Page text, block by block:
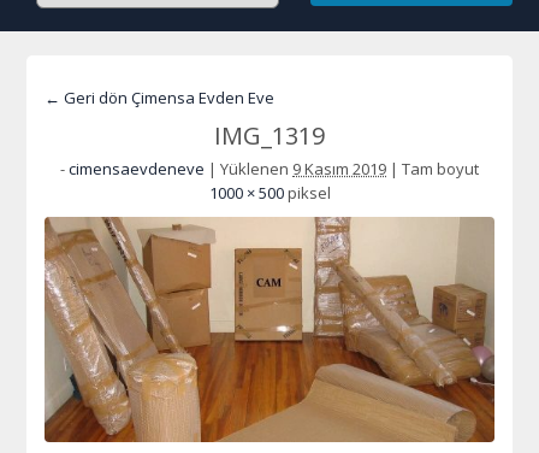
← Geri dön Çimensa Evden Eve
IMG_1319
-cimensaevdeneve | Yüklenen 9 Kasım 2019 | Tam boyut
1000 × 500piksel